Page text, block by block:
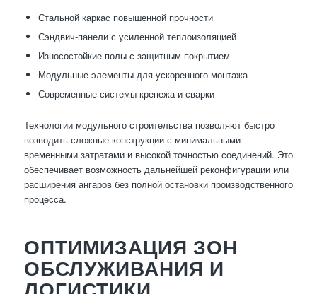
Стальной каркас повышенной прочности
Сэндвич-панели с усиленной теплоизоляцией
Износостойкие полы с защитным покрытием
Модульные элементы для ускоренного монтажа
Современные системы крепежа и сварки
Технологии модульного строительства позволяют быстро
возводить сложные конструкции с минимальными
временными затратами и высокой точностью соединений. Это
обеспечивает возможность дальнейшей реконфигурации или
расширения ангаров без полной остановки производственного
процесса.
ОПТИМИЗАЦИЯ ЗОН
ОБСЛУЖИВАНИЯ И
ЛОГИСТИКИ